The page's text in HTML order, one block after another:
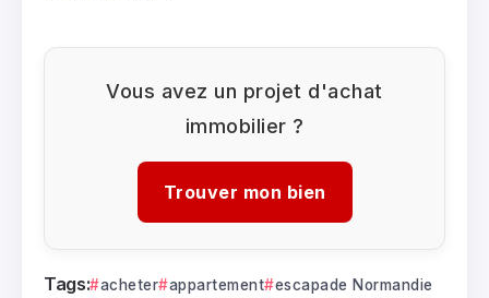
Vous avez un projet d'achat
immobilier ?
Trouver mon bien
Tags: acheter appartement
escapade Normandie